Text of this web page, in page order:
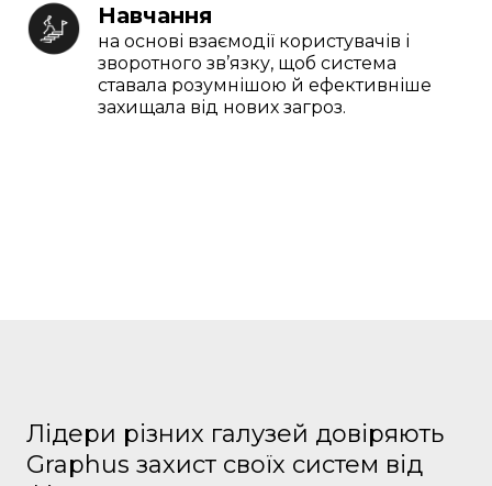
Навчання
на основі взаємодії користувачів і
зворотного зв’язку, щоб система
ставала розумнішою й ефективніше
захищала від нових загроз.
Лідери різних галузей довіряють
Graphus захист своїх систем від